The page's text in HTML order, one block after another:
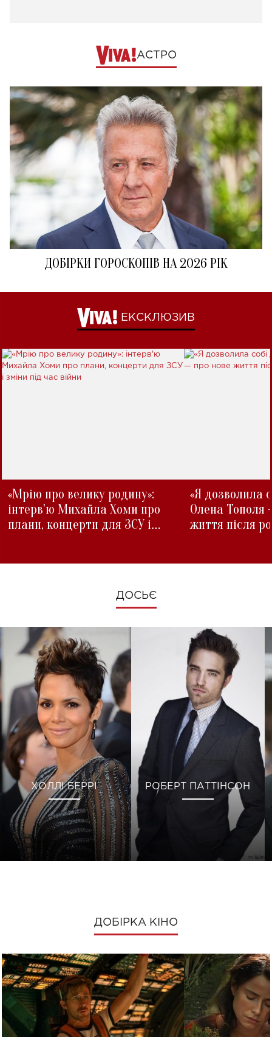
АСТРО
ДОБІРКИ ГОРОСКОПІВ НА 2026 РІК
ЕКСКЛЮЗИВ
«Мрію про велику родину»:
інтерв'ю Михайла Хоми про
плани, концерти для ЗСУ і
«Я дозволила
Олена Тополя
життя після
ДОСЬЄ
ХОЛЛІ БЕРРІ РОБЕРТ ПАТТІНСОН
ДОБІРКА КІНО